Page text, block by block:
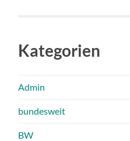
Kategorien
Admin
bundesweit
BW